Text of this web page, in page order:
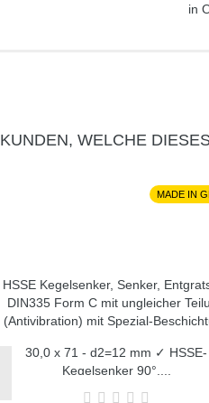
in
KUNDEN, WELCHE
MADE IN
30,0 x 71 - d2=12 mm ✓ HSSE-
Kegelsenker 90°,...